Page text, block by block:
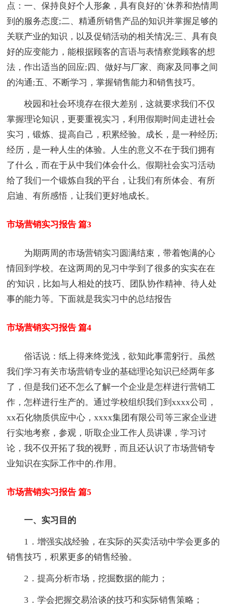
点：一、保持良好个人形象，具有良好的`休养和热情周
到的服务态度;二、精通所销售产品的知识并掌握足够的
关联产业的知识，以及促销活动的相关情况;三、具有良
好的应变能力，能根据顾客的言语与表情察觉顾客的想
法，作出适当的回应;四、做好与厂家、商家及同事之间
的沟通;五、不断学习，掌握销售能力和销售技巧。
校园和社会环境存在很大差别，这就要求我们不仅
掌握理论知识，更要重视实习，利用假期时间走进社会
实习，锻炼、提高自己，积累经验。成长，是一种经历;
经历，是一种人生的体验。人生的意义不在于我们拥有
了什么，而在于从中我们体会什么。假期社会实习活动
给了我们一个锻炼自我的平台，让我们有所体会、有所
启迪、有所感悟，让我们更好地成长。
市场营销实习报告 篇3
为期两周的市场营销实习圆满结束，带着饱满的心
情回到学校。在这两周的见习中学到了很多的实实在在
的'知识，比如与人相处的技巧、团队协作精神、待人处
事的能力等。下面就是我实习中的总结报告
市场营销实习报告 篇4
俗话说：纸上得来终觉浅，欲知此事需躬行。虽然
我们学习有关市场营销专业的基础理论知识已经两年多
了，但是我们还不怎么了解一个企业是怎样进行营销工
作，怎样进行生产的。通过学校组织我们到xxxx公司，
xx石化物质供应中心，xxxx集团有限公司等三家企业进
行实地考察，参观，听取企业工作人员讲课，学习讨
论，我不仅开拓了我的视野，而且还认识了市场营销专
业知识在实际工作中的.作用。
市场营销实习报告 篇5
一、实习目的
1．增强实战经验，在实际的买卖活动中学会更多的
销售技巧，积累更多的销售经验。
2．提高分析市场，挖掘数据的能力；
3．学会把握交易洽谈的技巧和实际销售策略；